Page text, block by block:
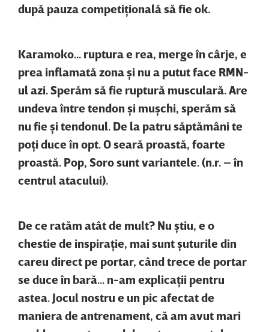
după pauza competiţională să fie ok.
Karamoko... ruptura e rea, merge în cârje, e
prea inflamată zona şi nu a putut face RMN-
ul azi. Sperăm să fie ruptură musculară. Are
undeva între tendon şi muşchi, sperăm să
nu fie şi tendonul. De la patru săptămâni te
poţi duce în opt. O seară proastă, foarte
proastă. Pop, Soro sunt variantele. (n.r. – în
centrul atacului).
De ce ratăm atât de mult? Nu ştiu, e o
chestie de inspiraţie, mai sunt şuturile din
careu direct pe portar, când trece de portar
se duce în bară... n-am explicaţii pentru
astea. Jocul nostru e un pic afectat de
maniera de antrenament, că am avut mari